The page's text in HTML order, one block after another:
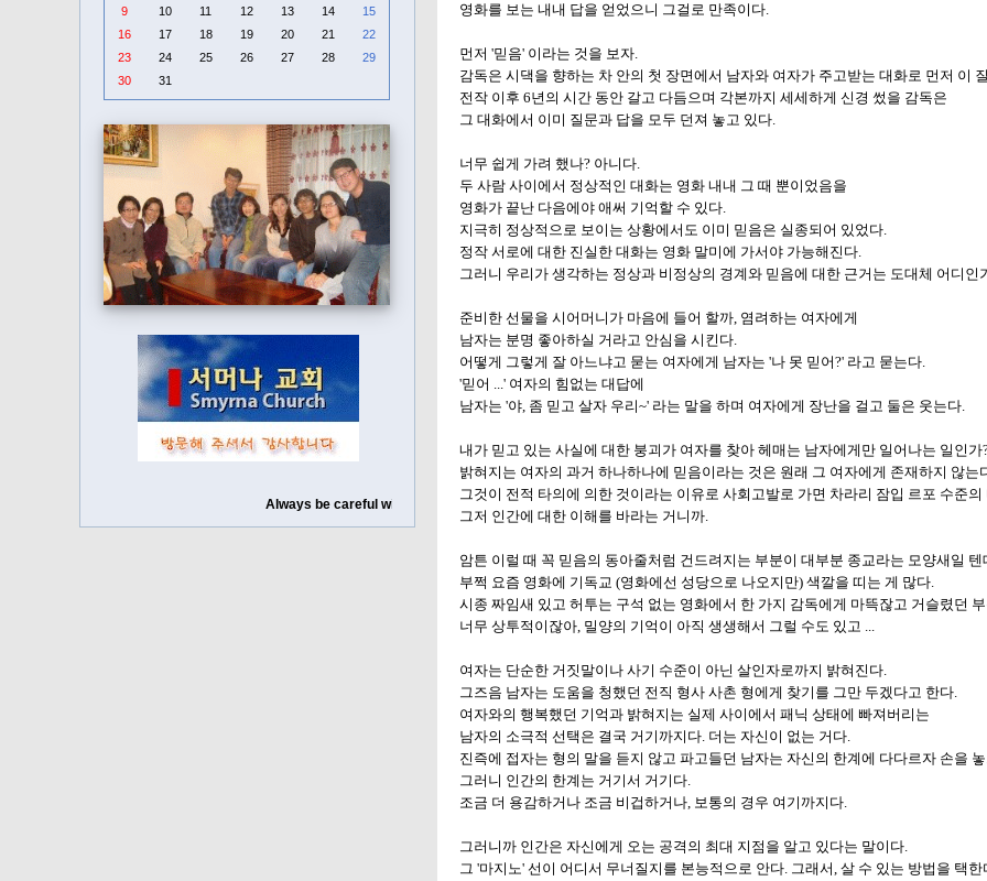
영화를 보는 내내 답을 얻었으니 그걸로 만족이다.
먼저 '믿음' 이라는 것을 보자.
감독은 시댁을 향하는 차 안의 첫 장면에서 남자와 여자가 주고받는 대화로 먼저 이
전작 이후 6년의 시간 동안 갈고 다듬으며 각본까지 세세하게 신경 썼을 감독은
그 대화에서 이미 질문과 답을 모두 던져 놓고 있다.
너무 쉽게 가려 했나? 아니다.
두 사람 사이에서 정상적인 대화는 영화 내내 그 때 뿐이었음을
영화가 끝난 다음에야 애써 기억할 수 있다.
지극히 정상적으로 보이는 상황에서도 이미 믿음은 실종되어 있었다.
정작 서로에 대한 진실한 대화는 영화 말미에 가서야 가능해진다.
그러니 우리가 생각하는 정상과 비정상의 경계와 믿음에 대한 근거는 도대체 어디인
준비한 선물을 시어머니가 마음에 들어 할까, 염려하는 여자에게
남자는 분명 좋아하실 거라고 안심을 시킨다.
어떻게 그렇게 잘 아느냐고 묻는 여자에게 남자는 '나 못 믿어?' 라고 묻는다.
'믿어 ...' 여자의 힘없는 대답에
남자는 '야, 좀 믿고 살자 우리~' 라는 말을 하며 여자에게 장난을 걸고 둘은 웃는다.
내가 믿고 있는 사실에 대한 붕괴가 여자를 찾아 헤매는 남자에게만 일어나는 일인가
밝혀지는 여자의 과거 하나하나에 믿음이라는 것은 원래 그 여자에게 존재하지 않는
그것이 전적 타의에 의한 것이라는 이유로 사회고발로 가면 차라리 잠입 르포 수준
그저 인간에 대한 이해를 바라는 거니까.
암튼 이럴 때 꼭 믿음의 동아줄처럼 건드려지는 부분이 대부분 종교라는 모양새일 텐
부쩍 요즘 영화에 기독교 (영화에선 성당으로 나오지만) 색깔을 띠는 게 많다.
시종 짜임새 있고 허투는 구석 없는 영화에서 한 가지 감독에게 마뜩잖고 거슬렸던
너무 상투적이잖아, 밀양의 기억이 아직 생생해서 그럴 수도 있고 ...
여자는 단순한 거짓말이나 사기 수준이 아닌 살인자로까지 밝혀진다.
그즈음 남자는 도움을 청했던 전직 형사 사촌 형에게 찾기를 그만 두겠다고 한다.
여자와의 행복했던 기억과 밝혀지는 실제 사이에서 패닉 상태에 빠져버리는
남자의 소극적 선택은 결국 거기까지다. 더는 자신이 없는 거다.
진즉에 접자는 형의 말을 듣지 않고 파고들던 남자는 자신의 한계에 다다르자 손을
그러니 인간의 한계는 거기서 거기다.
조금 더 용감하거나 조금 비겁하거나, 보통의 경우 여기까지다.
그러니까 인간은 자신에게 오는 공격의 최대 지점을 알고 있다는 말이다.
그 '마지노' 선이 어디서 무너질지를 본능적으로 안다. 그래서, 살 수 있는 방법을 택한
9
10 11 12 13 14
15
16
17 18 19 20 21
22
23
24 25 26 27 28
29
30
31
Always be careful with your enthusiasm. Even if your enthusiasm gets cool, watch out for your enthusiasm. Christians